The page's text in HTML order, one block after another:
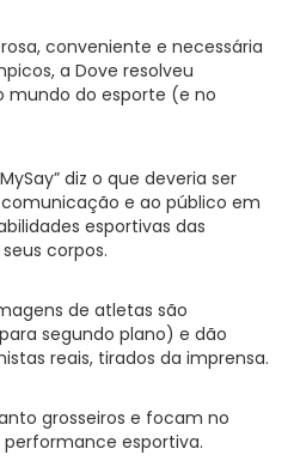
conveniente e necessária
a Dove resolveu
do esporte (e no
diz o que deveria ser
e ao público em
esportivas das
corpos.
de atletas são
segundo plano) e dão
reais, tirados da imprensa.
grosseiros e focam no
esportiva.